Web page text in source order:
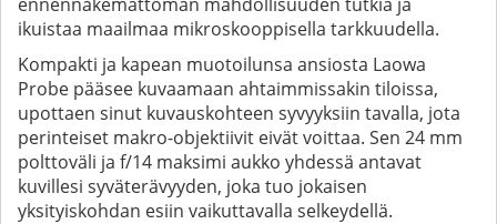
ikuistaa maailmaa mikroskooppisella tarkkuudella.
Kompakti ja kapean muotoilunsa ansiosta Laowa
Probe pääsee kuvaamaan ahtaimmissakin tiloissa,
upottaen sinut kuvauskohteen syvyyksiin tavalla, jota
perinteiset makro-objektiivit eivät voittaa. Sen 24 mm
polttoväli ja f/14 maksimi aukko yhdessä antavat
kuvillesi syväterävyyden, joka tuo jokaisen
yksityiskohdan esiin vaikuttavalla selkeydellä.